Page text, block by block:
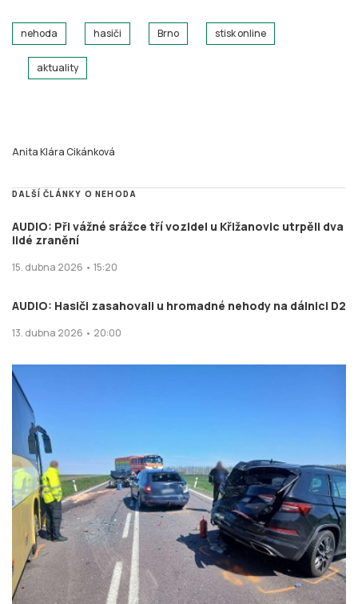
nehoda hasiči Brno stisk online
aktuality
Anita Klára Cikánková
DALŠÍ ČLÁNKY O NEHODA
AUDIO: Při vážné srážce tří vozidel u Křižanovic utrpěli dva
lidé zranění
15. dubna 2026 • 15:20
AUDIO: Hasiči zasahovali u hromadné nehody na dálnici D2
13. dubna 2026 • 20:00